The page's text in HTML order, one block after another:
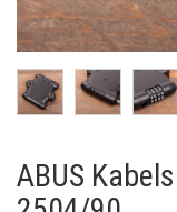
ABUS